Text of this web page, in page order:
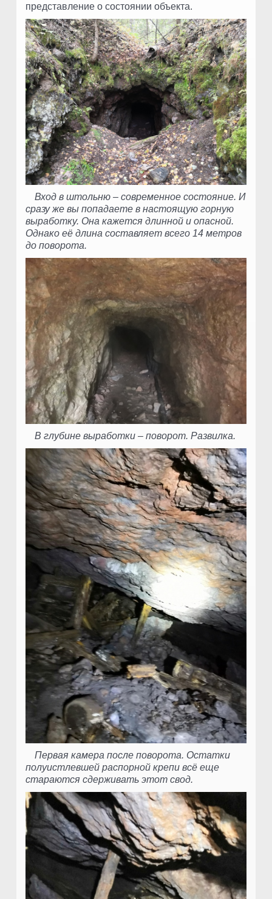
представление о состоянии объекта.
Вход в штольню – современное состояние. И
сразу же вы попадаете в настоящую горную
выработку. Она кажется длинной и опасной.
Однако её длина составляет всего 14 метров
до поворота.
В глубине выработки – поворот. Развилка.
Первая камера после поворота. Остатки
полуистлевшей распорной крепи всё еще
стараются сдерживать этот свод.